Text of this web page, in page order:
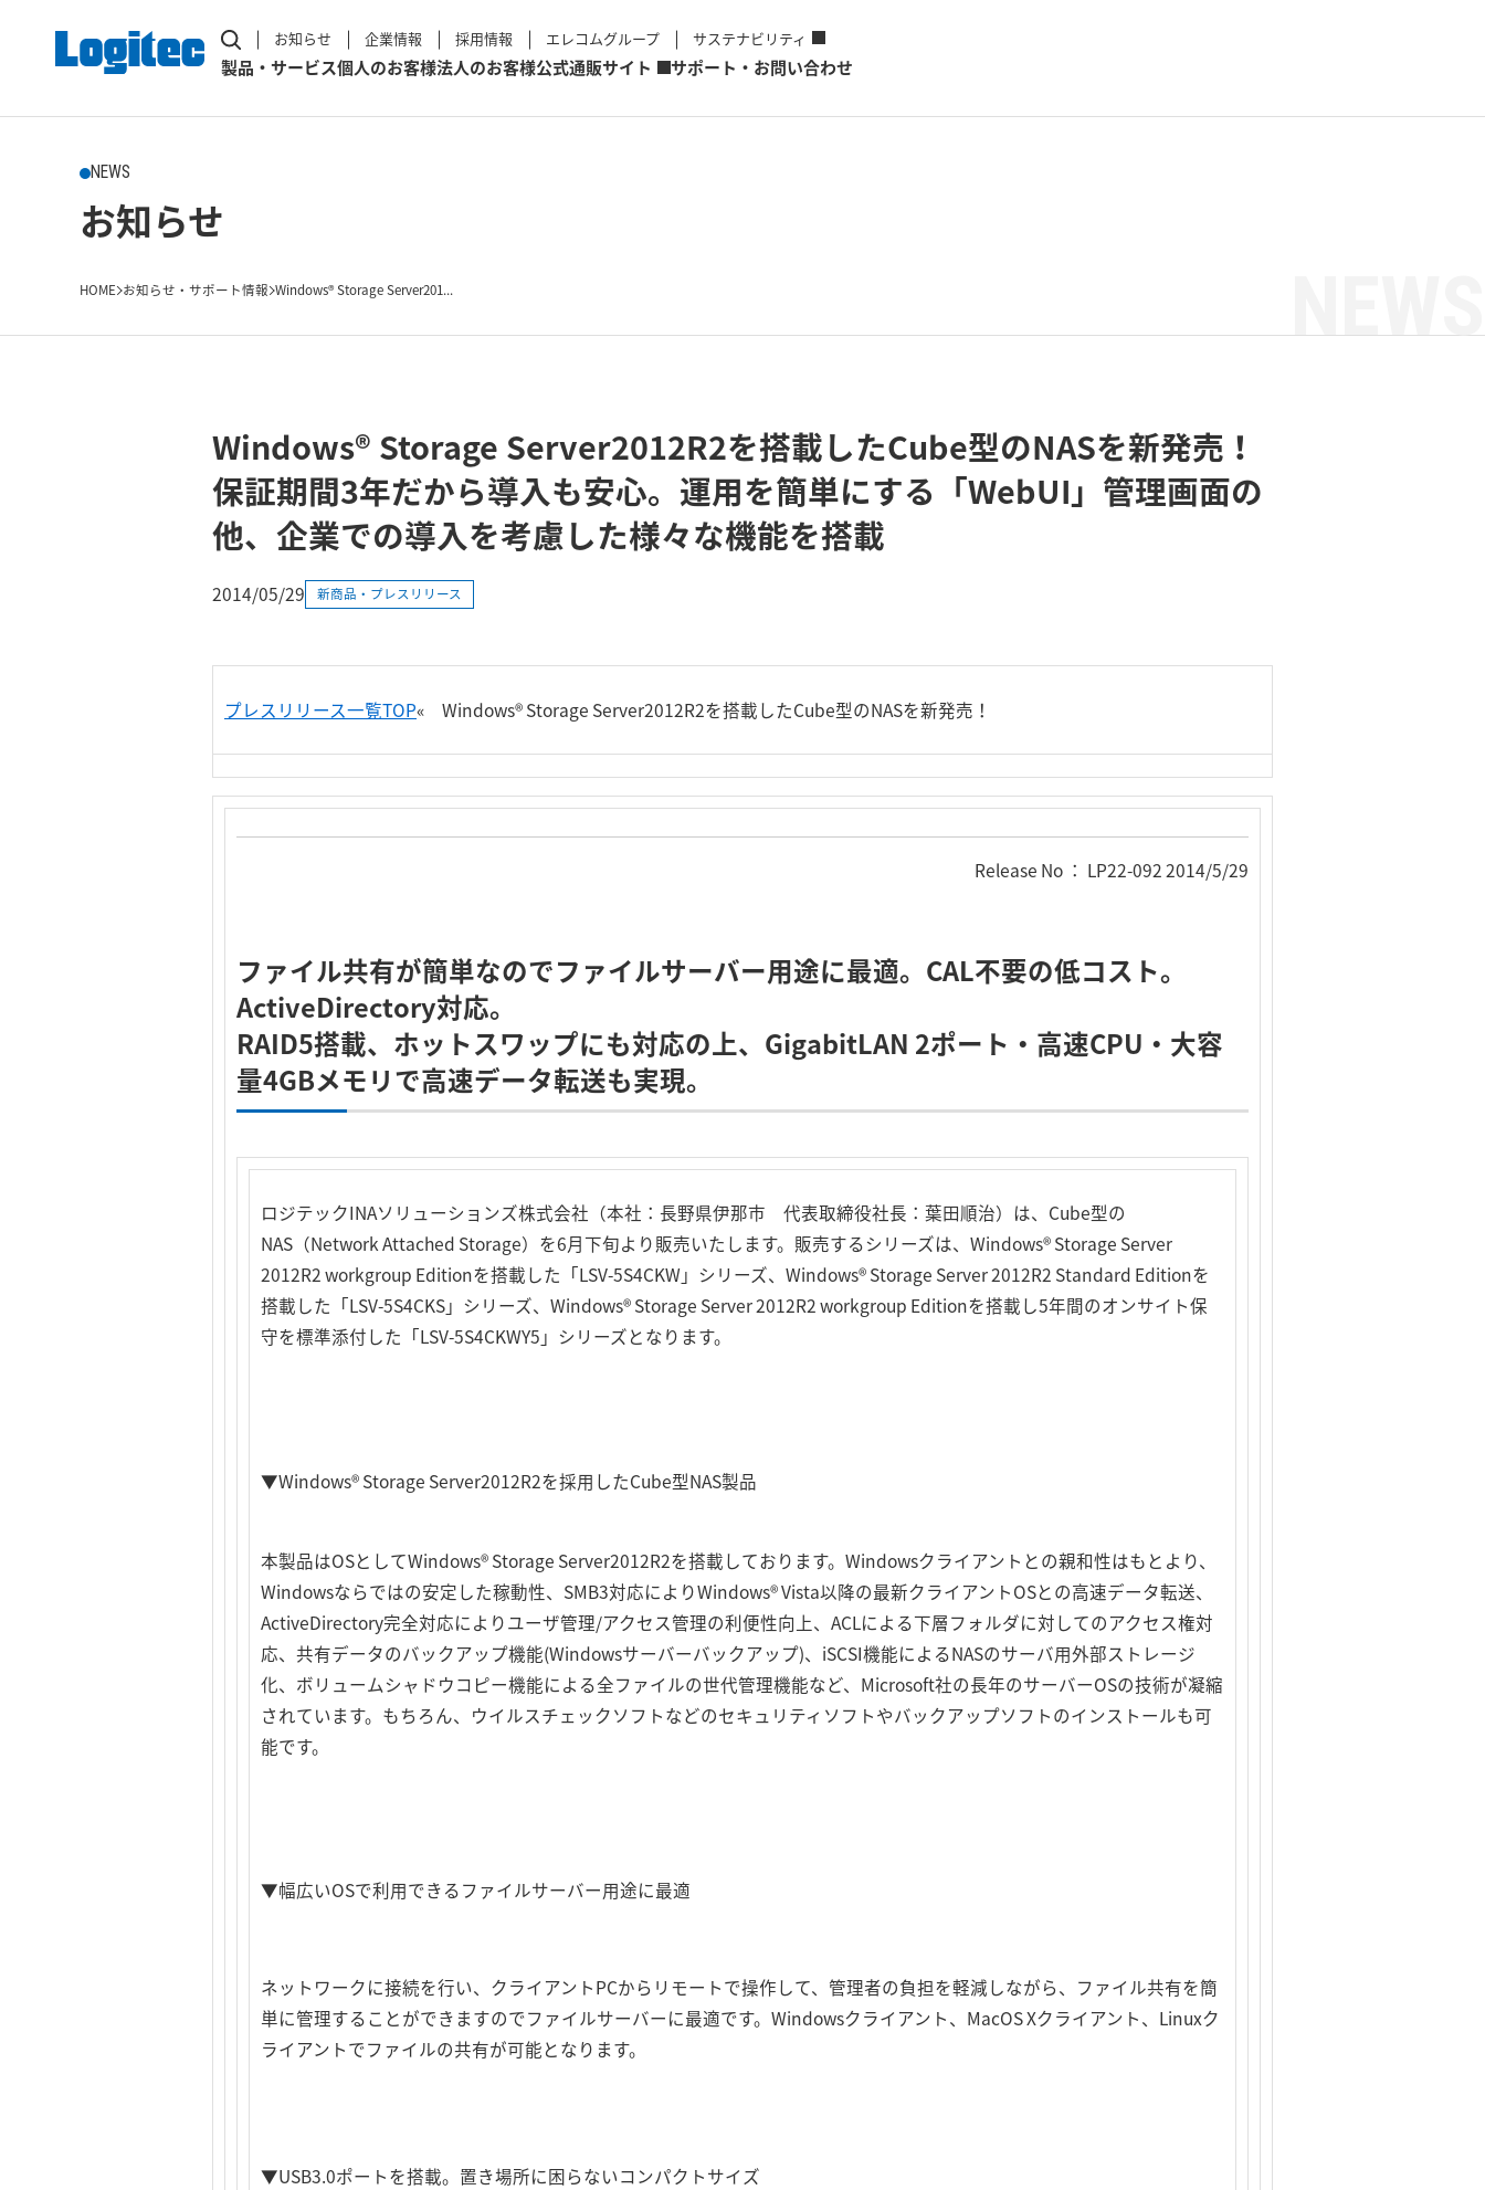
お知らせ 企業情報 採用情報 エレコムグループ サステナビリティ
製品・サービス個人のお客様法人のお客様公式通販サイト サポート・お問い合わせ
NEWS
お知らせ
HOME お知らせ・サポート情報 Windows® Storage Server201...
Windows® Storage Server2012R2を搭載したCube型のNASを新発売！
保証期間3年だから導入も安心。運用を簡単にする「WebUI」管理画面の
他、企業での導入を考慮した様々な機能を搭載
2014/05/29 新商品・プレスリリース
プレスリリース一覧TOP« Windows® Storage Server2012R2を搭載したCube型のNASを新発売！
Release No ： LP22-092 2014/5/29
ファイル共有が簡単なのでファイルサーバー用途に最適。CAL不要の低コスト。
ActiveDirectory対応。
RAID5搭載、ホットスワップにも対応の上、GigabitLAN 2ポート・高速CPU・大容
量4GBメモリで高速データ転送も実現。
ロジテックINAソリューションズ株式会社（本社：長野県伊那市 代表取締役社長：葉田順治）は、Cube型の
NAS（Network Attached Storage）を6月下旬より販売いたします。販売するシリーズは、Windows® Storage Server
2012R2 workgroup Editionを搭載した「LSV-5S4CKW」シリーズ、Windows® Storage Server 2012R2 Standard Editionを
搭載した「LSV-5S4CKS」シリーズ、Windows® Storage Server 2012R2 workgroup Editionを搭載し5年間のオンサイト保
守を標準添付した「LSV-5S4CKWY5」シリーズとなります。
▼Windows® Storage Server2012R2を採用したCube型NAS製品
本製品はOSとしてWindows® Storage Server2012R2を搭載しております。Windowsクライアントとの親和性はもとより、
Windowsならではの安定した稼動性、SMB3対応によりWindows® Vista以降の最新クライアントOSとの高速データ転送、
ActiveDirectory完全対応によりユーザ管理/アクセス管理の利便性向上、ACLによる下層フォルダに対してのアクセス権対
応、共有データのバックアップ機能(Windowsサーバーバックアップ)、iSCSI機能によるNASのサーバ用外部ストレージ
化、ボリュームシャドウコピー機能による全ファイルの世代管理機能など、Microsoft社の長年のサーバーOSの技術が凝縮
されています。もちろん、ウイルスチェックソフトなどのセキュリティソフトやバックアップソフトのインストールも可
能です。
▼幅広いOSで利用できるファイルサーバー用途に最適
ネットワークに接続を行い、クライアントPCからリモートで操作して、管理者の負担を軽減しながら、ファイル共有を簡
単に管理することができますのでファイルサーバーに最適です。Windowsクライアント、MacOS Xクライアント、Linuxク
ライアントでファイルの共有が可能となります。
▼USB3.0ポートを搭載。置き場所に困らないコンパクトサイズ